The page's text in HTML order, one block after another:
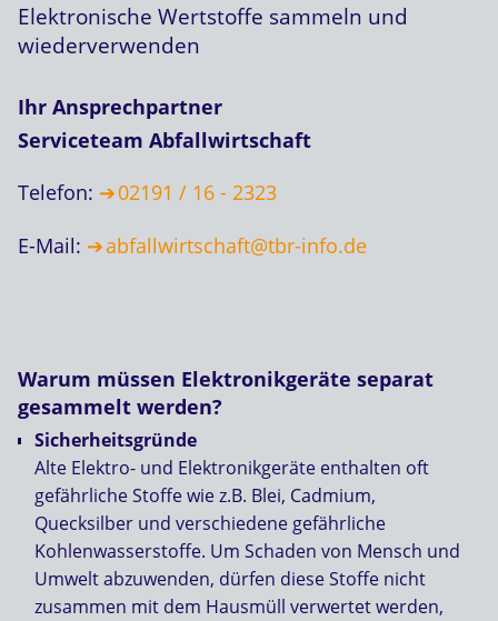
Elektronische Wertstoffe sammeln und
wiederverwenden
Warum müssen Elektronikgeräte separat
gesammelt werden?
Sicherheitsgründe
Alte Elektro- und Elektronikgeräte enthalten oft
gefährliche Stoffe wie z.B. Blei, Cadmium,
Quecksilber und verschiedene gefährliche
Kohlenwasserstoffe. Um Schaden von Mensch und
Umwelt abzuwenden, dürfen diese Stoffe nicht
zusammen mit dem Hausmüll verwertet werden,
Ihr Ansprechpartner
Serviceteam Abfallwirtschaft
Telefon:
02191 / 16 - 2323
E-Mail:
abfallwirtschaft@tbr-info.de